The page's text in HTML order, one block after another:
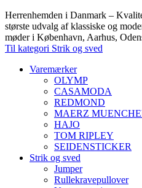
Herrenhemden i Danmark –
største udvalg af klassiske og
møder i København, Aarhus,
Til kategori Strik og sved
Varemærker
OLYMP
CASAMODA
REDMOND
MAERZ
HAJO
TOM RIPLEY
SEIDENSTICKER
Strik og sved
Jumper
Rullekravepullover